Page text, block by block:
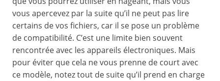
vous apercevez par la suite qu’il ne peut pas lire
certains de vos fichiers, car il se pose un problème
de compatibilité. C’est une limite bien souvent
rencontrée avec les appareils électroniques. Mais
pour éviter que cela ne vous prenne de court avec
ce modèle, notez tout de suite qu’il prend en charge